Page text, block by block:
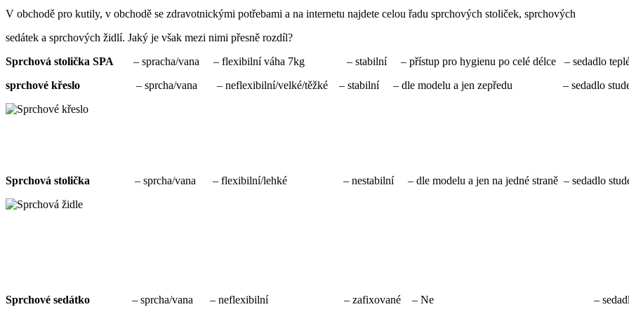
V obchodě pro kutily, v obchodě se zdravotnickými potřebami a na internetu najdete celou řadu sprchových stoliček, sprchových
sedátek a sprchových židlí. Jaký je však mezi nimi přesně rozdíl?
Sprchová stolička SPA – spracha/vana – flexibilní váha 7kg – stabilní – přístup pro hygienu po celé délce – sedadlo
sprchové křeslo – sprcha/vana – neflexibilní/velké/těžké – stabilní – dle modelu a jen zepředu – sedadlo
Sprchová stolička – sprcha/vana – flexibilní/lehké – nestabilní – dle modelu a jen na jedné straně – sedadlo
Sprchové sedátko – sprcha/vana – neflexibilní – zafixované – Ne – sedadlo